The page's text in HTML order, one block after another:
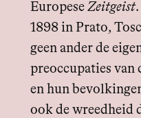
Europese Zeitgeist
1898 in Prato,
geen ander de
preoccupaties van
en hun
ook de wreedheid